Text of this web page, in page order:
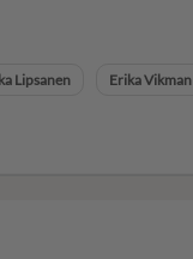
Lipsanen Erika Vikman